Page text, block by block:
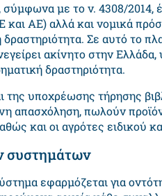
με το ν. 4308/2014,
και ΑΕ) αλλά και νομικά
Σε αυτό το
ακίνητο στην
δραστηριότητα.
της υποχρέωσης τήρησης
απασχόληση, πωλούν
και οι αγρότες ειδικού
συστημάτων
εφαρμόζεται για